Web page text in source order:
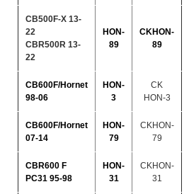
CB500F-X 13-
22
CBR500R 13-
22
HON-
89
CKHON-
89
CB600F/Hornet
98-06
HON-
3
CK
HON-3
CB600F/Hornet
07-14
HON-
79
CKHON-
79
CBR600 F
PC31 95-98
HON-
31
CKHON-
31